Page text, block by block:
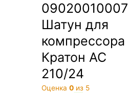
09020010007
Шатун для
компрессора
Кратон AC
210/24
Оценка0 из 5